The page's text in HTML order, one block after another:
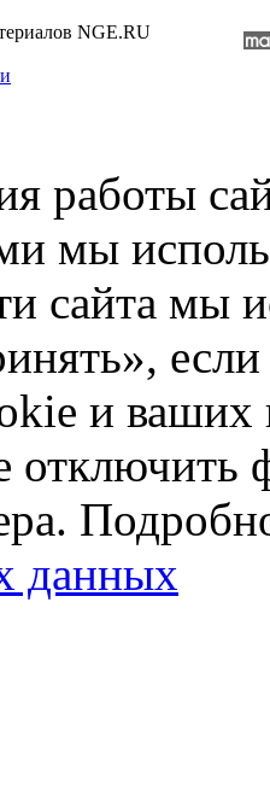
NGE.RU
работы
мы
сайта мы
если
и
отключить
данных